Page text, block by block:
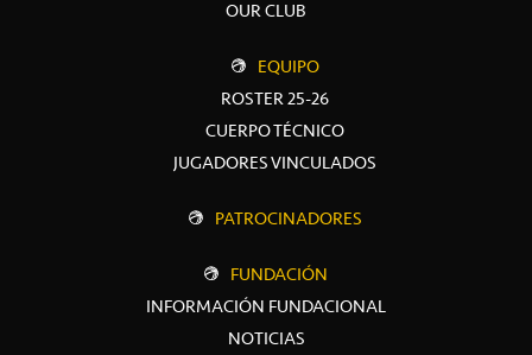
OUR CLUB
EQUIPO
ROSTER 25-26
CUERPO TÉCNICO
JUGADORES VINCULADOS
PATROCINADORES
FUNDACIÓN
INFORMACIÓN FUNDACIONAL
NOTICIAS